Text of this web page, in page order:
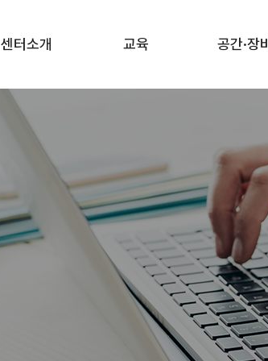
센터소개 교육 공간·장비